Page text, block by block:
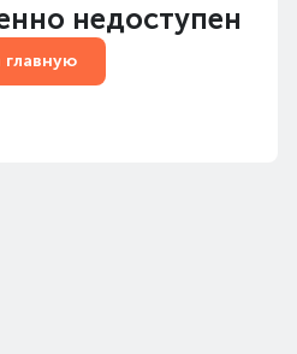
недоступен
главную